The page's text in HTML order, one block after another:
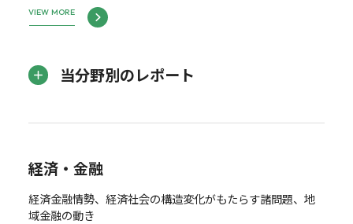
VIEW MORE
当分野別のレポート
経済・金融
経済金融情勢、経済社会の構造変化がもたらす諸問題、地
域金融の動き